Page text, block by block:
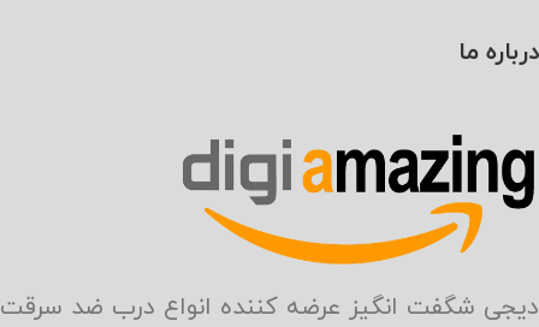
درباره ما
دیجی شگفت انگیز عرضه کننده انواع درب ضد سرقت